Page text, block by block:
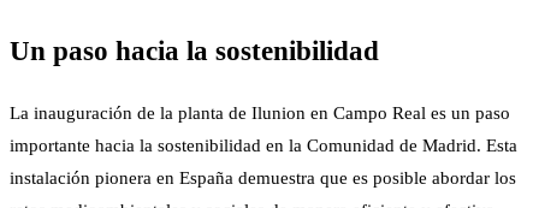
Un paso hacia la sostenibilidad
La inauguración de la planta de Ilunion en Campo Real es un paso
importante hacia la sostenibilidad en la Comunidad de Madrid. Esta
instalación pionera en España demuestra que es posible abordar los